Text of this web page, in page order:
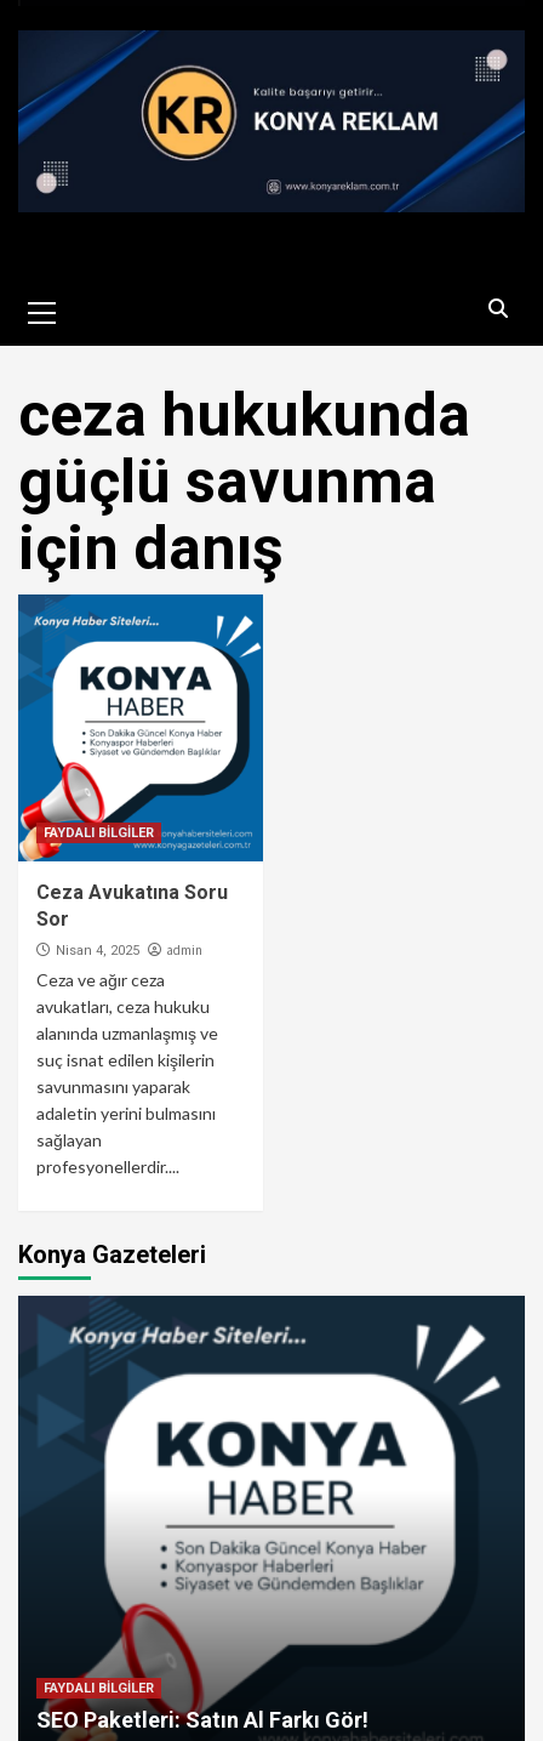
Menu
ceza hukukunda
güçlü savunma
için danış
FAYDALI BİLGİLER
Ceza Avukatına Soru
Sor
Nisan 4, 2025 admin
Ceza ve ağır ceza
avukatları, ceza hukuku
alanında uzmanlaşmış ve
suç isnat edilen kişilerin
savunmasını yaparak
adaletin yerini bulmasını
sağlayan
profesyonellerdir....
Konya Gazeteleri
FAYDALI BİLGİLER
SEO Paketleri: Satın Al Farkı Gör!